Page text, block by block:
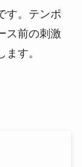
す。テンポ
ス前の刺激
す。